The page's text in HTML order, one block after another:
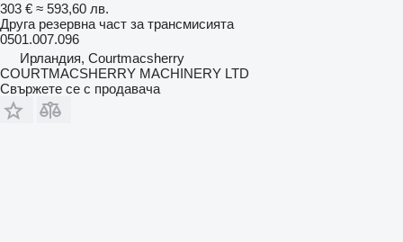
303 € ≈ 593,60 лв.
Друга резервна част за трансмисията
0501.007.096
Ирландия, Courtmacsherry
COURTMACSHERRY MACHINERY LTD
Свържете се с продавача